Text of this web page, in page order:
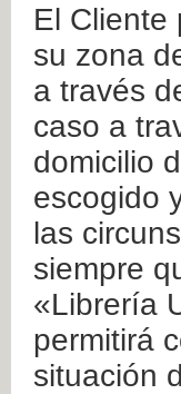
El Cliente
su zona
a través
caso a
domicilio
escogido
las
siempre
«Librería
permitirá
situación